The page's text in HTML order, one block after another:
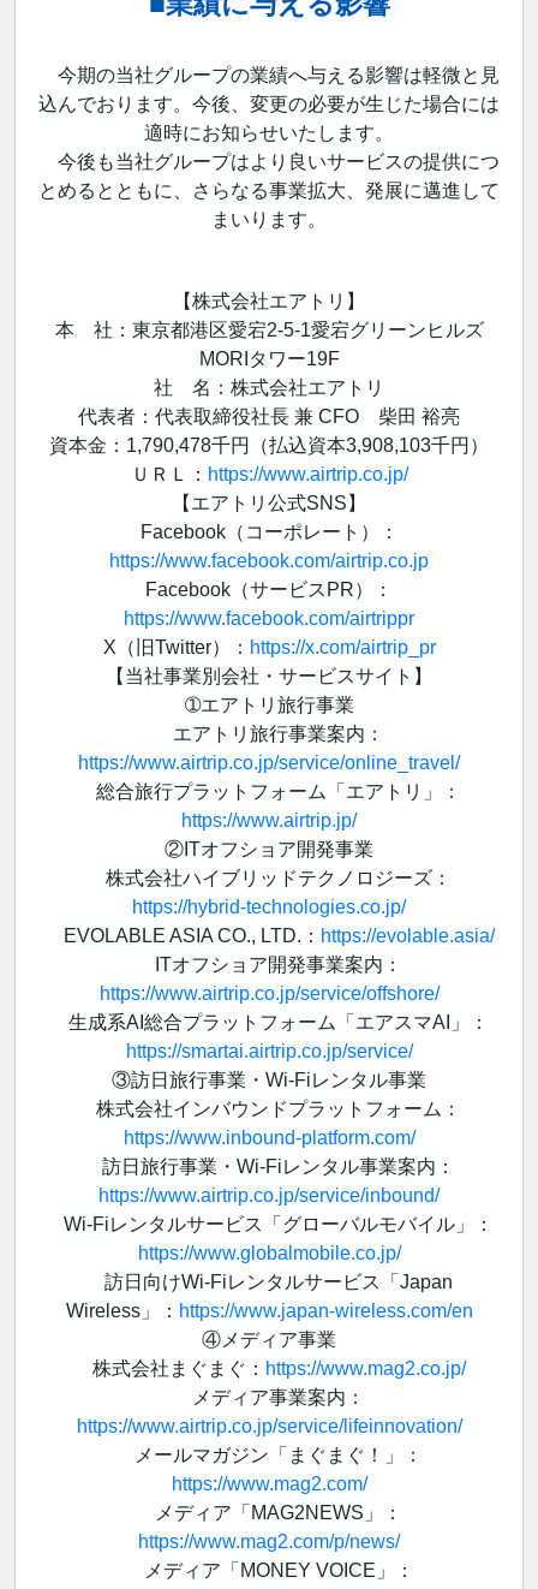
今期の当社グループの業績へ与える影響は軽微と見
込んでおります。今後、変更の必要が生じた場合には
適時にお知らせいたします。
今後も当社グループはより良いサービスの提供につ
とめるとともに、さらなる事業拡大、発展に邁進して
まいります。
【株式会社エアトリ】
本 社：東京都港区愛宕2-5-1愛宕グリーンヒルズ
MORIタワー19F
社 名：株式会社エアトリ
代表者：代表取締役社長 兼 CFO 柴田 裕亮
資本金：1,790,478千円（払込資本3,908,103千円）
ＵＲＬ： https://www.airtrip.co.jp/
【エアトリ公式SNS】
Facebook（コーポレート）：
https://www.facebook.com/airtrip.co.jp
Facebook（サービスPR）：
https://www.facebook.com/airtrippr
X（旧Twitter）： https://x.com/airtrip_pr
【当社事業別会社・サービスサイト】
➀エアトリ旅行事業
エアトリ旅行事業案内：
https://www.airtrip.co.jp/service/online_travel/
総合旅行プラットフォーム「エアトリ」：
https://www.airtrip.jp/
②ITオフショア開発事業
株式会社ハイブリッドテクノロジーズ：
https://hybrid-technologies.co.jp/
EVOLABLE ASIA CO., LTD.： https://evolable.asia/
ITオフショア開発事業案内：
https://www.airtrip.co.jp/service/offshore/
生成系AI総合プラットフォーム「エアスマAI」：
https://smartai.airtrip.co.jp/service/
③訪日旅行事業・Wi-Fiレンタル事業
株式会社インバウンドプラットフォーム：
https://www.inbound-platform.com/
訪日旅行事業・Wi-Fiレンタル事業案内：
https://www.airtrip.co.jp/service/inbound/
Wi-Fiレンタルサービス「グローバルモバイル」：
https://www.globalmobile.co.jp/
訪日向けWi-Fiレンタルサービス「Japan
Wireless」： https://www.japan-wireless.com/en
④メディア事業
株式会社まぐまぐ： https://www.mag2.co.jp/
メディア事業案内：
https://www.airtrip.co.jp/service/lifeinnovation/
メールマガジン「まぐまぐ！」：
https://www.mag2.com/
メディア「MAG2NEWS」：
https://www.mag2.com/p/news/
メディア「MONEY VOICE」：